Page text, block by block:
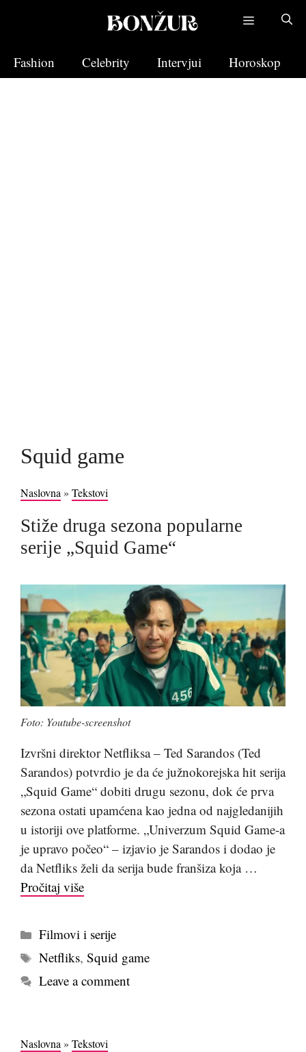
Fashion
Celebrity Intervjui Horoskop
Squid game
Naslovna » Tekstovi
Stiže druga sezona popularne
serije „Squid Game“
Foto: Youtube-screenshot
Izvršni direktor Netfliksa – Ted Sarandos (Ted
Sarandos) potvrdio je da će južnokorejska hit serija
„Squid Game“ dobiti drugu sezonu, dok će prva
sezona ostati upamćena kao jedna od najgledanijih
u istoriji ove platforme. „Univerzum Squid Game-a
je upravo počeo“ – izjavio je Sarandos i dodao je
da Netfliks želi da serija bude franšiza koja …
Pročitaj više
Kategorije
Filmovi i serije
Tags
Netfliks,Squid game
Leave a comment
Naslovna» Tekstovi